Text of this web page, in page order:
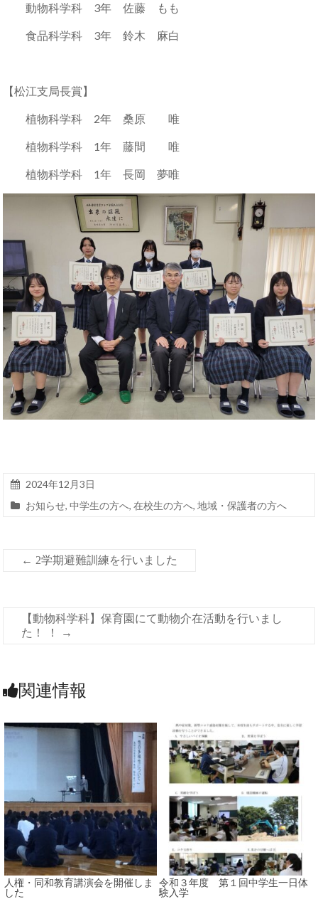
動物科学科 3年 佐藤 もも
食品科学科 3年 鈴木 麻白
【松江支局長賞】
植物科学科 2年 桑原 唯
植物科学科 1年 藤間 唯
植物科学科 1年 長岡 夢唯
2024年12月3日
お知らせ,中学生の方へ,在校生の方へ,地域・保護者の方へ
← 2学期避難訓練を行いました
【動物科学科】保育園にて動物介在活動を行いまし
た！ ！
→
関連情報
人権・同和教育講演会を開催しま
した
令和３年度 第１回中学生一日体
験入学